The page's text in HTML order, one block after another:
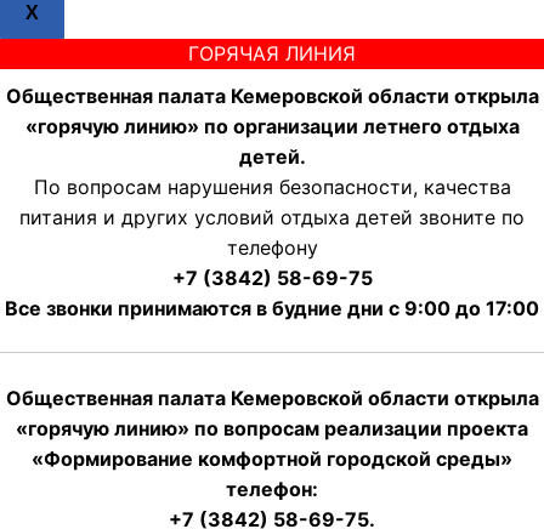
X
ГОРЯЧАЯ ЛИНИЯ
Общественная палата Кемеровской области открыла
«горячую линию» по организации летнего отдыха
детей.
По вопросам нарушения безопасности, качества
питания и других условий отдыха детей звоните по
телефону
+7 (3842) 58-69-75
Все звонки принимаются в будние дни с 9:00 до 17:00
Общественная палата Кемеровской области открыла
«горячую линию» по вопросам реализации проекта
«Формирование комфортной городской среды»
телефон:
+7 (3842) 58-69-75.